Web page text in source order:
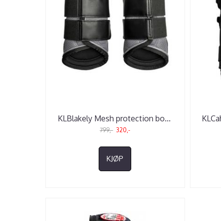
KLBlakely Mesh protection bo...
799,- 320,-
KJØP